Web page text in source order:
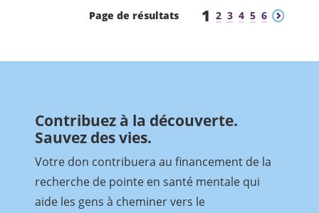
Page de résultats Précédent
1 2 3 4 5 6 Suivant
Contribuez à la découverte.
Sauvez des vies.
Votre don contribuera au financement de la
recherche de pointe en santé mentale qui
aide les gens à cheminer vers le